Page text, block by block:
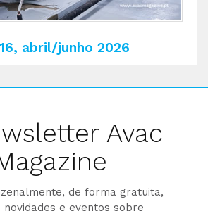
abril/junho 2026
Avac
de forma gratuita,
novidades e eventos sobre